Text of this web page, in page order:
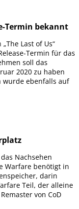
Termin bekannt
Last of Us“
Termin für das
soll das
2020 zu haben
wurde ebenfalls auf
Nachsehen
Warfare benötigt in
darin
Teil, der alleine
von CoD